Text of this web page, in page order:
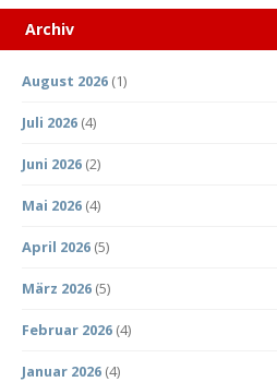
Archiv
August 2026 (1)
Juli 2026 (4)
Juni 2026 (2)
Mai 2026 (4)
April 2026 (5)
März 2026 (5)
Februar 2026 (4)
Januar 2026 (4)